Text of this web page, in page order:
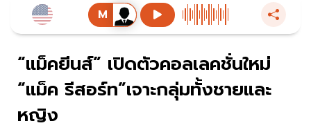
“แม็คยีนส์” เปิดตัวคอลเลคชั่นใหม่
“แม็ค รีสอร์ท”เจาะกลุ่มทั้งชายและ
หญิง